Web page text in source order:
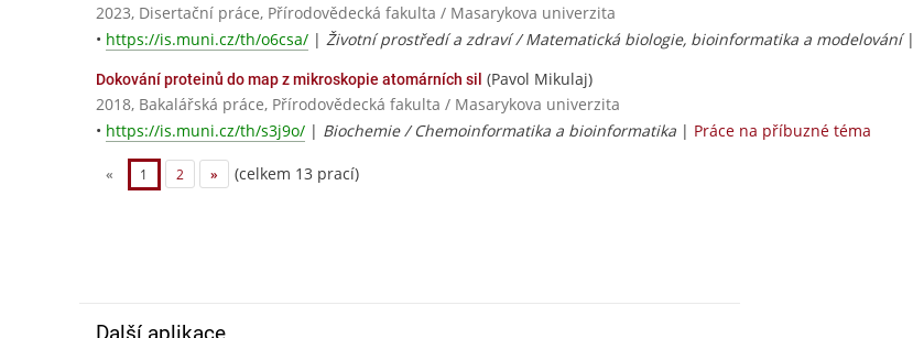
2023, Disertační práce, Přírodovědecká fakulta / Masarykova univerzita
• https://is.muni.cz/th/o6csa/ | Životní prostředí a zdraví / Matematická biologie, bioinformatika a modelování|
Dokování proteinů do map z mikroskopie atomárních sil (Pavol Mikulaj)
2018, Bakalářská práce, Přírodovědecká fakulta / Masarykova univerzita
• https://is.muni.cz/th/s3j9o/ | Biochemie / Chemoinformatika a bioinformatika | Práce na příbuzné téma
« 1 2 » (celkem 13 prací)